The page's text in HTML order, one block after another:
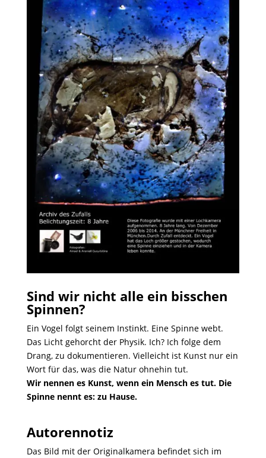
Sind wir nicht alle ein bisschen
Spinnen?
Ein Vogel folgt seinem Instinkt. Eine Spinne webt.
Das Licht gehorcht der Physik. Ich? Ich folge dem
Drang, zu dokumentieren. Vielleicht ist Kunst nur ein
Wort für das, was die Natur ohnehin tut.
Wir nennen es Kunst, wenn ein Mensch es tut. Die
Spinne nennt es: zu Hause.
Autorennotiz
Das Bild mit der Originalkamera befindet sich im